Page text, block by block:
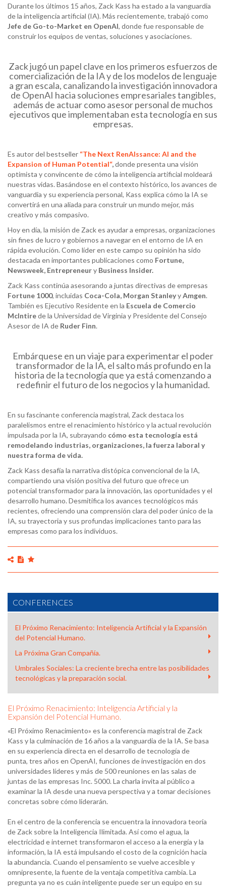
Durante los últimos 15 años, Zack Kass ha estado a la vanguardia
de la inteligencia artificial (IA). Más recientemente, trabajó como
Jefe de Go-to-Market en OpenAI, donde fue responsable de
construir los equipos de ventas, soluciones y asociaciones.
Zack jugó un papel clave en los primeros esfuerzos de
comercialización de la IA y de los modelos de lenguaje
a gran escala, canalizando la investigación innovadora
de OpenAI hacia soluciones empresariales tangibles,
además de actuar como asesor personal de muchos
ejecutivos que implementaban esta tecnología en sus
empresas.
Es autor del bestseller “The Next RenAIssance: AI and the
Expansion of Human Potential“,donde presenta una visión
optimista y convincente de cómo la inteligencia artificial moldeará
nuestras vidas. Basándose en el contexto histórico, los avances de
vanguardia y su experiencia personal, Kass explica cómo la IA se
convertirá en una aliada para construir un mundo mejor, más
creativo y más compasivo.
Hoy en día, la misión de Zack es ayudar a empresas, organizaciones
sin fines de lucro y gobiernos a navegar en el entorno de IA en
rápida evolución. Como líder en este campo su opinión ha sido
destacada en importantes publicaciones como Fortune,
Newsweek, Entrepreneury Business Insider.
Zack Kass continúa asesorando a juntas directivas de empresas
Fortune 1000, incluidas Coca-Cola, Morgan StanleyyAmgen.
También es Ejecutivo Residente en la Escuela de Comercio
McIntirede la Universidad de Virginia y Presidente del Consejo
Asesor de IA de Ruder Finn.
Embárquese en un viaje para experimentar el poder
transformador de la IA, el salto más profundo en la
historia de la tecnología que ya está comenzando a
redefinir el futuro de los negocios y la humanidad.
En su fascinante conferencia magistral, Zack destaca los
paralelismos entre el renacimiento histórico y la actual revolución
impulsada por la IA, subrayando cómo esta tecnología está
remodelando industrias, organizaciones, la fuerza laboral y
nuestra forma de vida.
Zack Kass desafía la narrativa distópica convencional de la IA,
compartiendo una visión positiva del futuro que ofrece un
potencial transformador para la innovación, las oportunidades y el
desarrollo humano. Desmitifica los avances tecnológicos más
recientes, ofreciendo una comprensión clara del poder único de la
IA, su trayectoria y sus profundas implicaciones tanto para las
empresas como para los individuos.
CONFERENCES
El Próximo Renacimiento: Inteligencia Artificial y la Expansión
del Potencial Humano.
La Próxima Gran Compañía.
Umbrales Sociales: La creciente brecha entre las posibilidades
tecnológicas y la preparación social.
El Próximo Renacimiento: Inteligencia Artificial y la
Expansión del Potencial Humano.
«El Próximo Renacimiento» es la conferencia magistral de Zack
Kass y la culminación de 16 años a la vanguardia de la IA. Se basa
en su experiencia directa en el desarrollo de tecnología de
punta, tres años en OpenAI, funciones de investigación en dos
universidades líderes y más de 500 reuniones en las salas de
juntas de las empresas Inc. 5000. La charla invita al público a
examinar la IA desde una nueva perspectiva y a tomar decisiones
concretas sobre cómo liderarán.
En el centro de la conferencia se encuentra la innovadora teoría
de Zack sobre la Inteligencia Ilimitada. Así como el agua, la
electricidad e internet transformaron el acceso a la energía y la
información, la IA está impulsando el costo de la cognición hacia
la abundancia. Cuando el pensamiento se vuelve accesible y
omnipresente, la fuente de la ventaja competitiva cambia. La
pregunta ya no es cuán inteligente puede ser un equipo en su